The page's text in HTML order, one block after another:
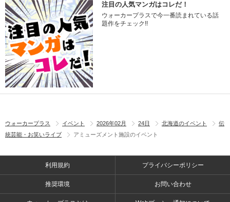
注目の人気マンガはコレだ！
ウォーカープラスで今一番読まれている話
題作をチェック!!
ウォーカープラス イベント 2026年02月 24日 北海道のイベント
伝
統芸能・お笑いライブ
アミューズメント施設のイベント
利用規約 プライバシーポリシー
推奨環境 お問い合わせ